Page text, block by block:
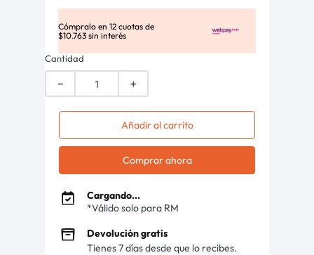
Cómpralo en 12 cuotas de
$10.763 sin interés
Cantidad
＋
－
Añadir al carrito
Comprar ahora
Cargando...
*Válido solo para RM
Devolución gratis
Tienes 7 días desde que lo recibes.